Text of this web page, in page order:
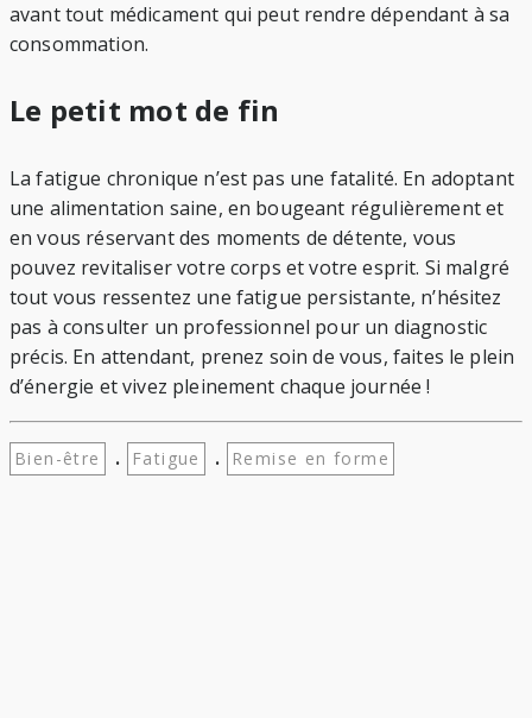
avant tout médicament qui peut rendre dépendant à sa
consommation.
Le petit mot de fin
La fatigue chronique n’est pas une fatalité. En adoptant
une alimentation saine, en bougeant régulièrement et
en vous réservant des moments de détente, vous
pouvez revitaliser votre corps et votre esprit. Si malgré
tout vous ressentez une fatigue persistante, n’hésitez
pas à consulter un professionnel pour un diagnostic
précis. En attendant, prenez soin de vous, faites le plein
d’énergie et vivez pleinement chaque journée !
Bien-être . Fatigue . Remise en forme